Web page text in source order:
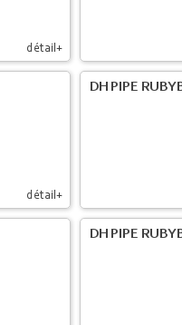
détail+
détail+
DH PIPE
DH PIPE